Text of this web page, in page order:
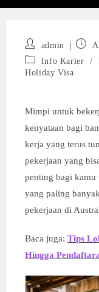
Post
author:
admin
Post
Post
category:
Info Karier /
Holiday Visa
Mimpi untuk
kenyataan bagi
kerja yang terus
pekerjaan yang
penting bagi kamu
yang paling
pekerjaan di
Baca juga:Tips
Hingga